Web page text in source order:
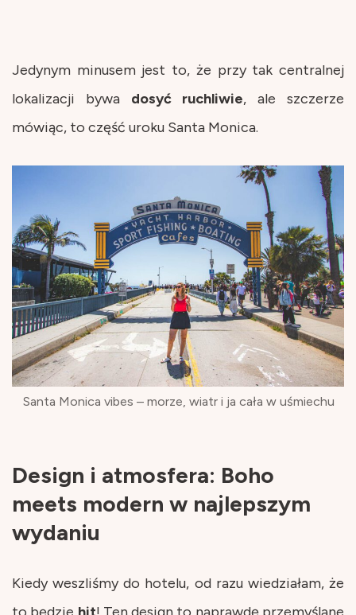
Jedynym minusem jest to, że przy tak centralnej
lokalizacji bywa dosyć ruchliwie, ale szczerze
mówiąc, to część uroku Santa Monica.
Santa Monica vibes – morze, wiatr i ja cała w uśmiechu
Design i atmosfera: Boho
meets modern w najlepszym
wydaniu
Kiedy weszliśmy do hotelu, od razu wiedziałam, że
to będzie hit! Ten design to naprawdę przemyślane